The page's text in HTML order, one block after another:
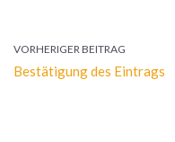
VORHERIGER BEITRAG
Bestätigung des Eintrags